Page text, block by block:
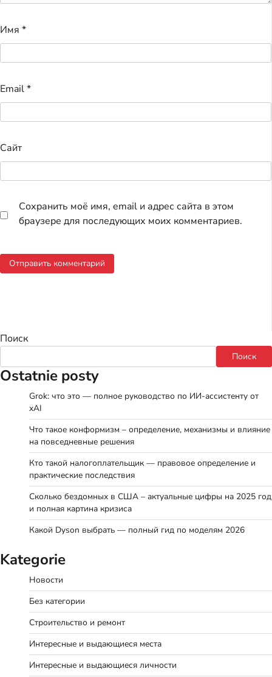
Имя *
Email*
Сайт
Сохранить моё имя, email и адрес сайта в этом
браузере для последующих моих комментариев.
Поиск
Поиск
Ostatnie posty
Grok: что это — полное руководство по ИИ-ассистенту от
xAI
Что такое конформизм – определение, механизмы и влияние
на повседневные решения
Кто такой налогоплательщик — правовое определение и
практические последствия
Сколько бездомных в США – актуальные цифры на 2025 год
и полная картина кризиса
Какой Dyson выбрать — полный гид по моделям 2026
Kategorie
Новости
Без категории
Строительство и ремонт
Интересные и выдающиеся места
Интересные и выдающиеся личности